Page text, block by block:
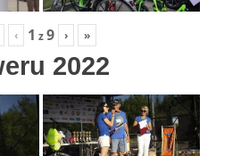
‹ 1 z9 › »
2022